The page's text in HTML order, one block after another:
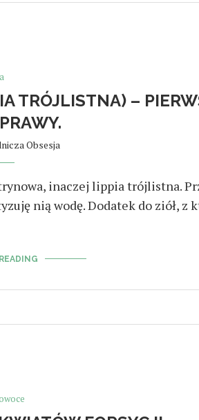
TRÓJLISTNA) –
Obsesja
inaczej lippia trójlistna.
nią wodę. Dodatek do ziół, z